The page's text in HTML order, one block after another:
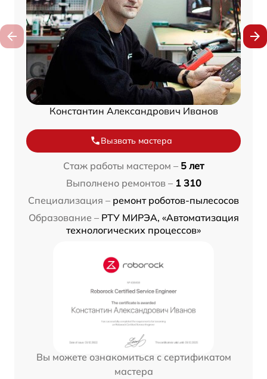
Константин Александрович Иванов
Вызвать мастера
Стаж работы мастером – 5 лет
Выполнено ремонтов – 1 310
Специализация – ремонт роботов-пылесосов
Образование – РТУ МИРЭА, «Автоматизация
технологических процессов»
Вы можете ознакомиться с сертификатом
мастера